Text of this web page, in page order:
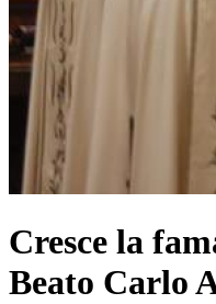
Cresce la
Beato Carlo